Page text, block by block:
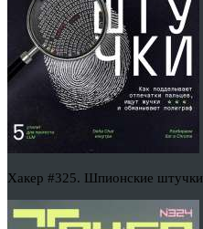
Хакер #325. Шпионские штучки